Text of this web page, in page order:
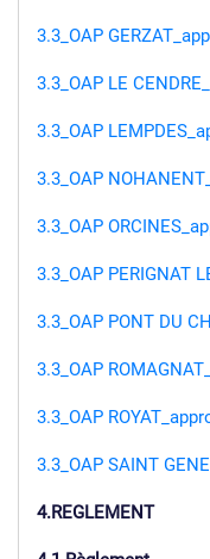
3.3_OAP
3.3_OAP LE
3.3_OAP
3.3_OAP
3.3_OAP
3.3_OAP PERIGNAT
3.3_OAP PONT DU
3.3_OAP
3.3_OAP
3.3_OAP SAINT
4.REGLEMENT